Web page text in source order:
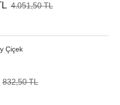
4.051,50 TL
Çiçek
832,50 TL